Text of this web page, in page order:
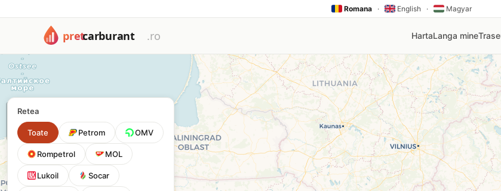
Romana · English · Magyar
HartaLanga mine
Harta benzinăriilor din România
Harta cu toate cele 1672 benzinării din România: Petrom, OMV, Rompetrol, Mol, Lukoil, Socar, Oscar. Click
Filtrează după tip de carburant sau rețea pentru a găsi cea mai ieftină stație din zona ta. Prețurile sunt
+
−
Retea
Toate Petrom OMV
Rompetrol MOL
Lukoil Socar